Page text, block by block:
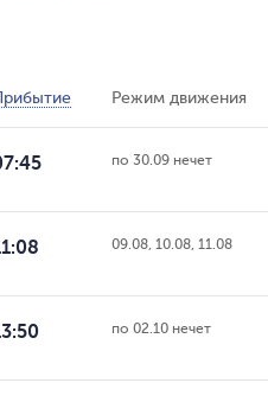
Режим движения
по 30.09 нечет
09.08, 10.08, 11.08
по 02.10 нечет